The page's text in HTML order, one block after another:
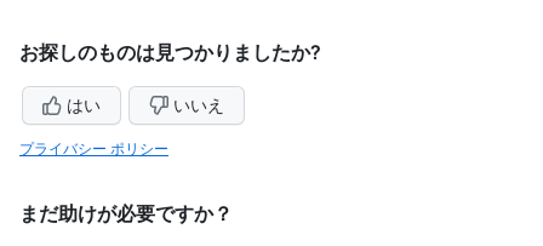
お探しのものは見つかりましたか?
はい いいえ
プライバシー ポリシー
まだ助けが必要ですか？